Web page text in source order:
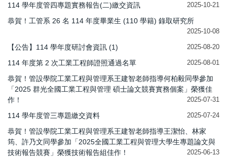
114 學年度管四專題實務報告(二)繳交資訊 2025-10-21
恭賀！工管系 26 名 114 年度畢業生 (110 學籍) 錄取研究所
2025-10-08
【公告】114 學年度研討會資訊 (1) 2025-08-20
114 年度第 2 次工業工程師證照通過名單 2025-08-01
恭賀！管設學院工業工程與管理系王建智老師指導何柏毅同學參加
「2025 群光全國工業工程與管理 碩士論文競賽實務個案」榮獲佳
作！
2025-07-31
114 學年度管三專題繳交資料 2025-07-24
恭賀！管設學院工業工程與管理系王建智老師指導王潔怡、林家
筠、許乃文同學參加「2025全國工業工程與管理大學生專題論文與
技術報告競賽」榮獲技術報告組佳作！
2025-06-13